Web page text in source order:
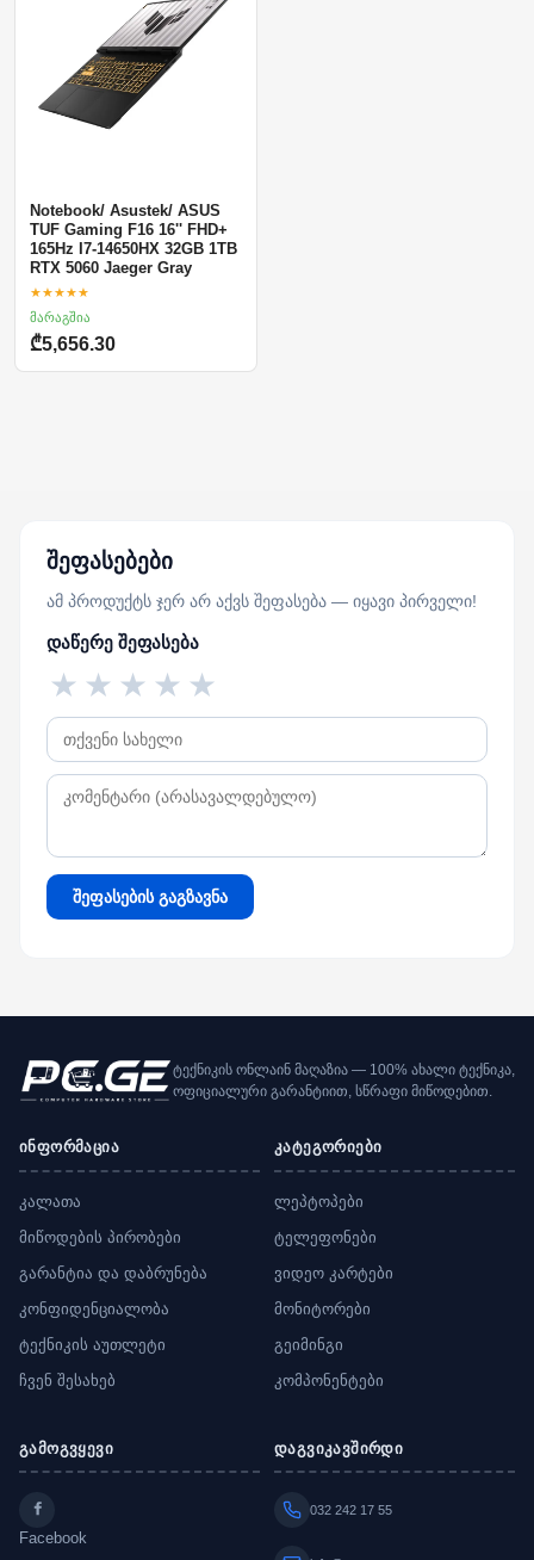
Notebook/ Asustek/ ASUS
TUF Gaming F16 16'' FHD+
165Hz I7-14650HX 32GB 1TB
RTX 5060 Jaeger Gray
★★★★★
მარაგშია
₾5,656.30
შეფასებები
ამ პროდუქტს ჯერ არ აქვს შეფასება — იყავი პირველი!
დაწერე შეფასება
★
★
★
★
★
შეფასების გაგზავნა
ტექნიკის ონლაინ მაღაზია — 100% ახალი ტექნიკა,
ოფიციალური გარანტიით, სწრაფი მიწოდებით.
ინფორმაცია
კალათა
მიწოდების პირობები
გარანტია და დაბრუნება
კონფიდენციალობა
ტექნიკის აუთლეტი
ჩვენ შესახებ
კატეგორიები
ლეპტოპები
ტელეფონები
ვიდეო კარტები
მონიტორები
გეიმინგი
კომპონენტები
გამოგვყევი
Facebook
დაგვიკავშირდი
032 242 17 55